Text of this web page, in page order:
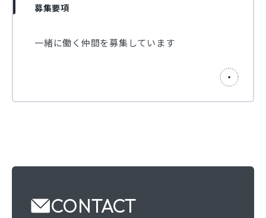
募集要項
一緒に働く仲間を募集しています
CONTACT